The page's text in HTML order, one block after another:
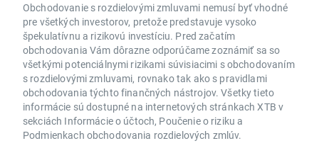
Obchodovanie s rozdielovými zmluvami nemusí byť vhodné
pre všetkých investorov, pretože predstavuje vysoko
špekulatívnu a rizikovú investíciu. Pred začatím
obchodovania Vám dôrazne odporúčame zoznámiť sa so
všetkými potenciálnymi rizikami súvisiacimi s obchodovaním
s rozdielovými zmluvami, rovnako tak ako s pravidlami
obchodovania týchto finančných nástrojov. Všetky tieto
informácie sú dostupné na internetových stránkach XTB v
sekciách Informácie o účtoch, Poučenie o riziku a
Podmienkach obchodovania rozdielových zmlúv.